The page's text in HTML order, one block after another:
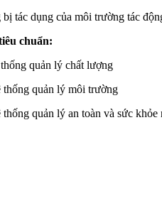
tác dụng của môi trường tác
chuẩn:
quản lý chất lượng
thống quản lý môi trường
quản lý an toàn và sức khỏe